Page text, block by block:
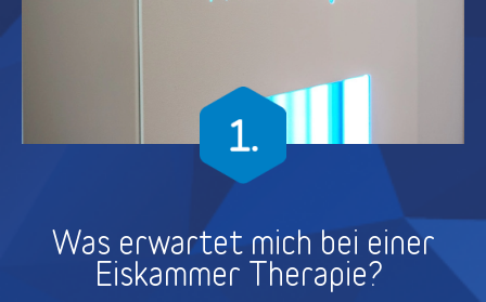
Was erwartet mich bei einer
Eiskammer Therapie?